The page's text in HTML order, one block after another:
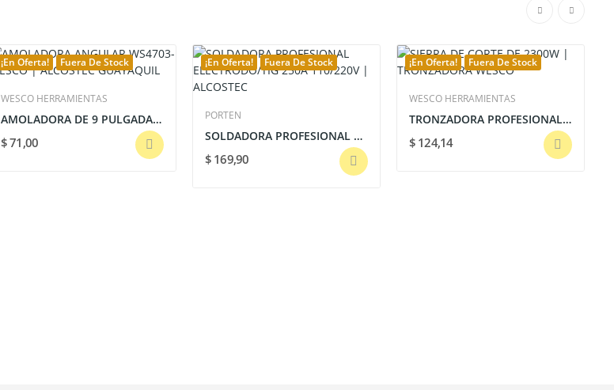
¡En Oferta! Fuera De Stock
WESCO HERRAMIENTAS
AMOLADORA DE 9 PULGADAS 2350 WATTS 6500 RPM WESCO
$ 71,00
¡En Oferta! Fuera De Stock
PORTEN
SOLDADORA PROFESIONAL ELECTRODO/TIG 250A...
$ 169,90
¡En Oferta! Fuera De Stock
WESCO HERRAMIENTAS
TRONZADORA PROFESIONAL WESCO
$ 124,14